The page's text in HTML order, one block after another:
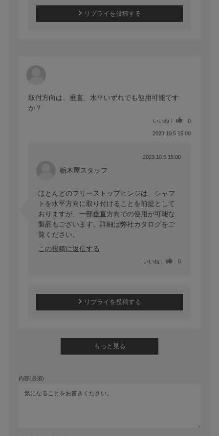
リプライを投稿する
取付方向は、垂直、水平いずれでも使用可能です
か？
いいね！ 0
2023.10.5 15:00
2023.10.5 15:00
栃木屋スタッフ
ほとんどのフリーストップヒンジは、シャフ
トを水平方向に取り付けることを前提として
おりますが、一部垂直方向での使用が可能な
製品もございます。詳細は弊社カタログをご
覧ください。
この投稿に返信する
いいね！ 0
リプライを投稿する
もっと見る
内容(必須)